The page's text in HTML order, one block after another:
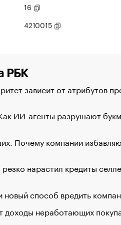
16
4210015
РБК
зависит от атрибутов
ИИ-агенты разрушают
Почему компании
нарастил кредиты
новый способ вредить
доходы неработающих